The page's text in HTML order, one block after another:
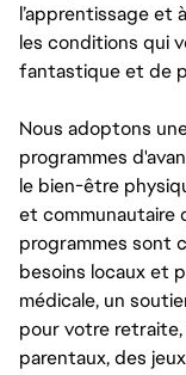
l’apprentissage et
les conditions qui
fantastique et de
Nous adoptons
programmes
le bien-être
et communautaire
programmes sont
besoins locaux et
médicale, un
pour votre
parentaux, des